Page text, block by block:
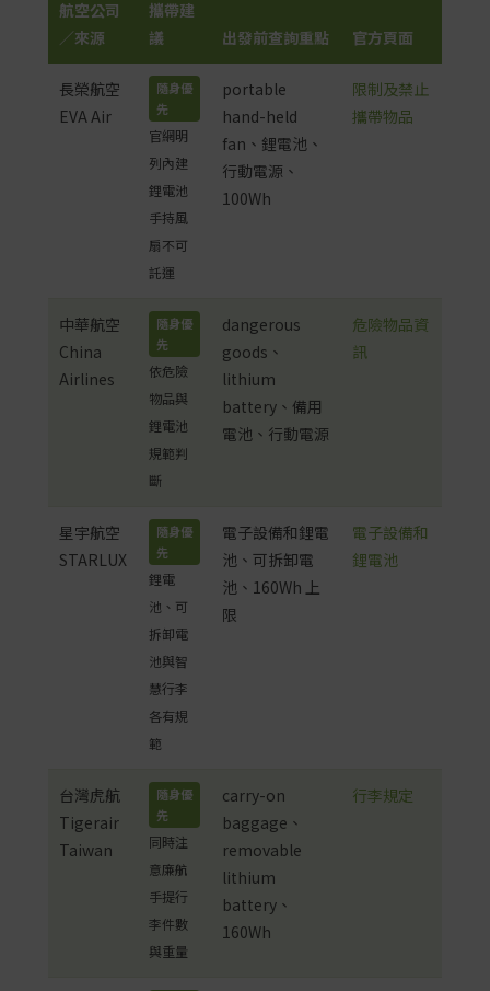
航空公司
／來源
攜帶建
議
出發前查詢重點 官方頁面
長榮航空
EVA Air
隨身優
先
官網明
列內建
鋰電池
手持風
扇不可
託運
portable
hand-held
fan、鋰電池、
行動電源、
100Wh
限制及禁止
攜帶物品
中華航空
China
Airlines
隨身優
先
依危險
物品與
鋰電池
規範判
斷
dangerous
goods、
lithium
battery、備用
電池、行動電源
危險物品資
訊
星宇航空
STARLUX
隨身優
先
鋰電
池、可
拆卸電
池與智
慧行李
各有規
範
電子設備和鋰電
池、可拆卸電
池、160Wh 上
限
電子設備和
鋰電池
台灣虎航
Tigerair
Taiwan
隨身優
先
同時注
意廉航
手提行
李件數
與重量
carry-on
baggage、
removable
lithium
battery、
160Wh
行李規定